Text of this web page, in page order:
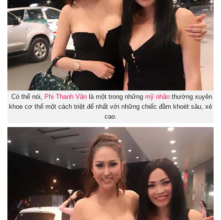
Có thể nói, Phi Thanh Vânlà một trong những mỹ nhânthường xuyên
khoe cơ thể một cách triệt để nhất với những chiếc đầm khoét sâu, xẻ
cao.